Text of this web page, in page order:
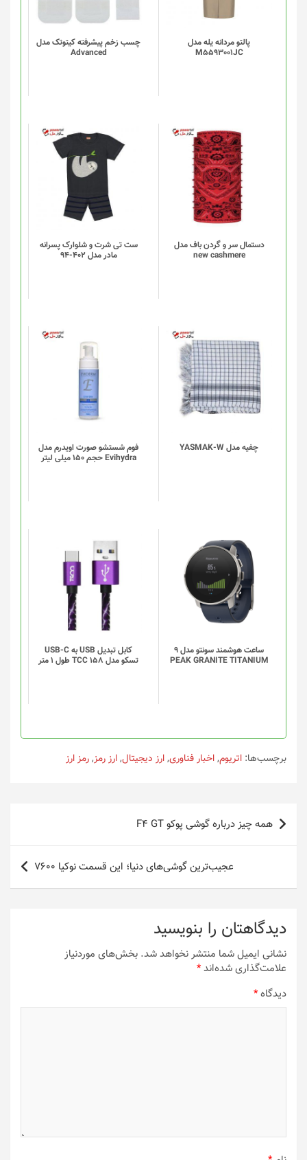
پالتو مردانه یله مدل
M5593001JC
چسب زخم پیشرفته کیتوتک مدل
Advanced
دستمال سر و گردن باف مدل
new cashmere
ست تی شرت و شلوارک پسرانه
مادر مدل 402-94
چفیه مدل YASMAK-W
فوم شستشو صورت اویدرم مدل
Evihydra حجم 150 میلی لیتر
ساعت هوشمند سونتو مدل 9
PEAK GRANITE TITANIUM
این
محصول
دارای
انواع
مختلفی
می
گزینه
ها
محصول
انتخاب
شوند
کابل تبدیل USB به USB-C
تسکو مدل TCC 158 طول 1 متر
برچسب‌ها: اتریوم,اخبار فناوری,ارز دیجیتال,ارز رمز,رمز ارز
راهبری
نوشته
همه چیز درباره گوشی پوکو F4 GT
عجیب‌ترین گوشی‌های دنیا؛ این قسمت نوکیا 7600
دیدگاهتان را بنویسید
نشانی ایمیل شما منتشر نخواهد شد. بخش‌های موردنیاز
علامت‌گذاری شده‌اند*
دیدگاه*